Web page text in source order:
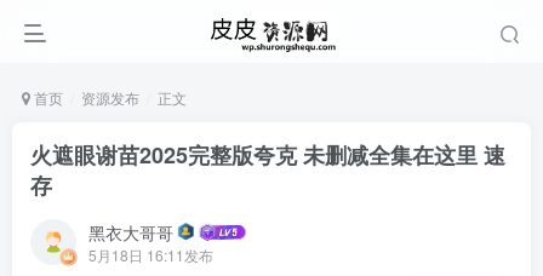
首页 资源发布 正文
火遮眼谢苗2025完整版夸克 未删减全集在这里 速
存
黑衣大哥哥
5月18日 16:11发布